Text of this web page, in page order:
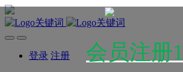
会员注册1
登录 注册